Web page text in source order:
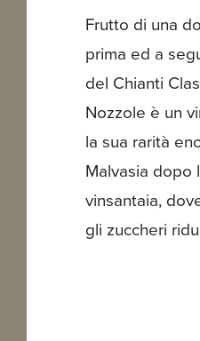
Frutto di una
prima ed a
del Chianti
Nozzole è un
la sua rarità
Malvasia dopo
vinsantaia,
gli zuccheri
maturazione
rovere per
vino passito